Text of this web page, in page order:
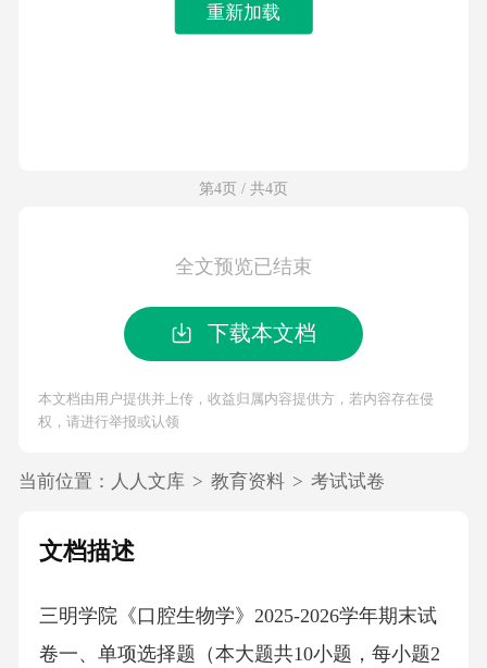
重新加载
第4页 / 共4页
全文预览已结束
下载本文档
本文档由用户提供并上传，收益归属内容提供方，若内容存在侵
权，请进行举报或认领
当前位置： 人人文库 > 教育资料 > 考试试卷
文档描述
三明学院《口腔生物学》2025-2026学年期末试
卷一、单项选择题（本大题共10小题，每小题2